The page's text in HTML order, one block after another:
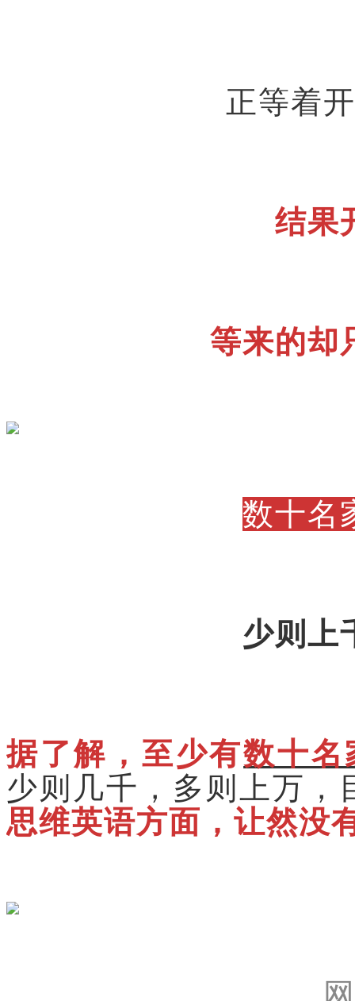
正等着
结果
等来的却
数十名
少则上
据了解，至少有数十名
少则几千，多则上万，
思维英语方面，让然没